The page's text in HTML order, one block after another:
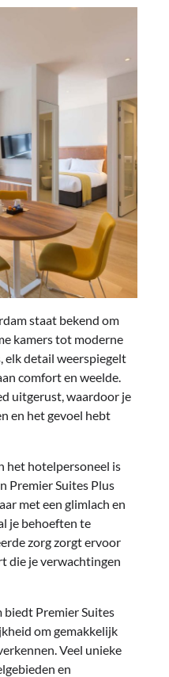
staat bekend om
kamers tot moderne
elk detail weerspiegelt
comfort en weelde.
uitgerust, waardoor je
en het gevoel hebt
het hotelpersoneel is
Premier Suites Plus
met een glimlach en
je behoeften te
zorg zorgt ervoor
die je verwachtingen
biedt Premier Suites
om gemakkelijk
Veel unieke
en